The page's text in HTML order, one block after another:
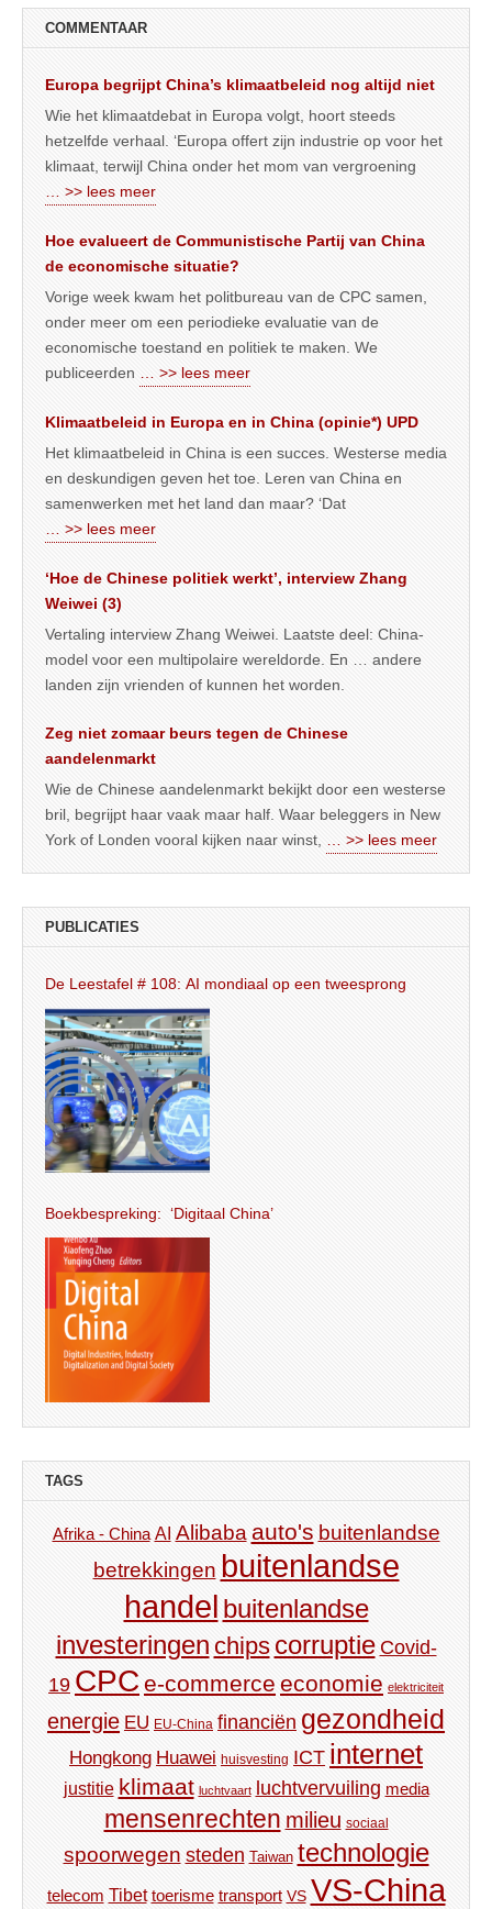
COMMENTAAR
Europa begrijpt China’s klimaatbeleid nog altijd niet
Wie het klimaatdebat in Europa volgt, hoort steeds
hetzelfde verhaal. ‘Europa offert zijn industrie op voor het
klimaat, terwijl China onder het mom van vergroening
… >> lees meer
Hoe evalueert de Communistische Partij van China
de economische situatie?
Vorige week kwam het politbureau van de CPC samen,
onder meer om een periodieke evaluatie van de
economische toestand en politiek te maken. We
publiceerden … >> lees meer
Klimaatbeleid in Europa en in China (opinie*) UPD
Het klimaatbeleid in China is een succes. Westerse media
en deskundigen geven het toe. Leren van China en
samenwerken met het land dan maar? ‘Dat
… >> lees meer
‘Hoe de Chinese politiek werkt’, interview Zhang
Weiwei (3)
Vertaling interview Zhang Weiwei. Laatste deel: China-
model voor een multipolaire wereldorde. En … andere
landen zijn vrienden of kunnen het worden.
Zeg niet zomaar beurs tegen de Chinese
aandelenmarkt
Wie de Chinese aandelenmarkt bekijkt door een westerse
bril, begrijpt haar vaak maar half. Waar beleggers in New
York of Londen vooral kijken naar winst, … >> lees meer
PUBLICATIES
De Leestafel # 108: AI mondiaal op een tweesprong
Boekbespreking: ‘Digitaal China’
TAGS
Afrika - China AI Alibaba auto's buitenlandse
betrekkingen buitenlandse
handel buitenlandse
investeringen chips corruptie Covid-
19 CPC e-commerce economie elektriciteit
energie EU EU-China financiën gezondheid
Hongkong Huawei huisvesting ICT internet
justitie klimaat luchtvaart luchtvervuiling media
mensenrechten milieu sociaal
spoorwegen steden Taiwan technologie
telecom Tibet toerisme transport VS VS-China